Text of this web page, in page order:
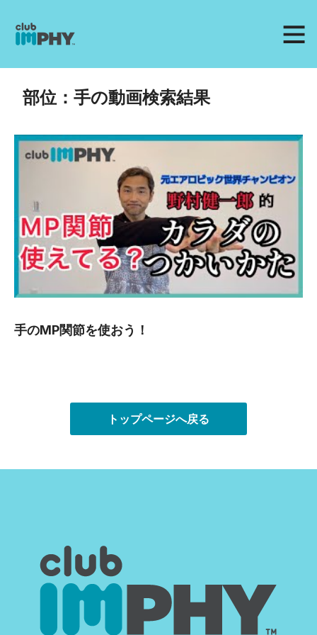
部位：手の動画検索結果
手のMP関節を使おう！
トップページへ戻る